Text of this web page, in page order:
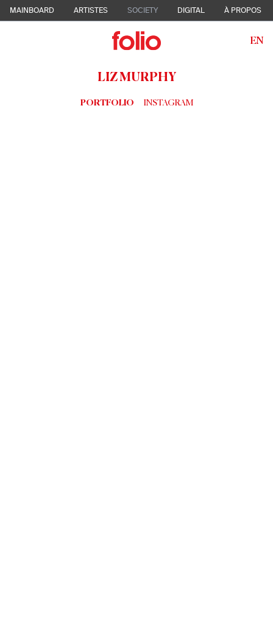
MAINBOARD ARTISTES SOCIETY DIGITAL À PROPOS
EN
LIZ MURPHY
PORTFOLIO INSTAGRAM